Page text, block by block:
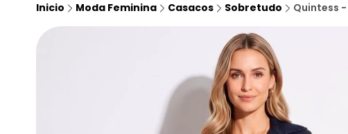
Inicio Moda Feminina Casacos Sobretudo Quintess